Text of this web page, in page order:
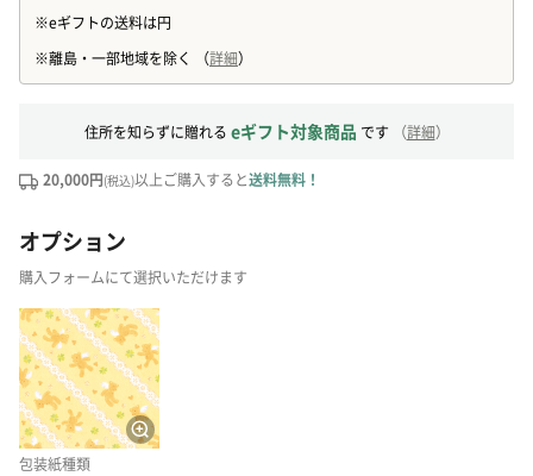
住所を知らずに贈れる eギフト対象商品 です （詳細）
20,000円(税込)以上ご購入すると送料無料！
オプション
購入フォームにて選択いただけます
包装紙種類